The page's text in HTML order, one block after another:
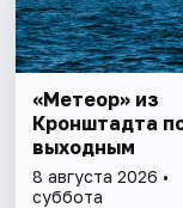
«Метеор» из
Кронштадта
выходным
8 августа 2026 •
суббота